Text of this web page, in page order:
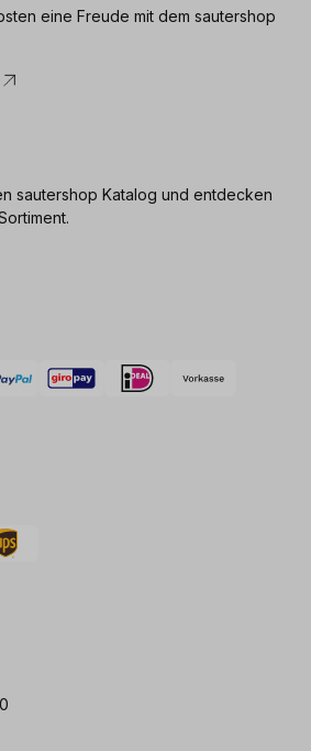
eine Freude mit dem sautershop
sautershop Katalog und entdecken